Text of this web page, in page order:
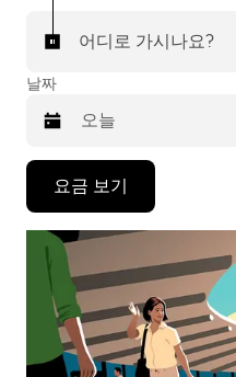
어디로 가시나요?
날짜
면
요금 보기